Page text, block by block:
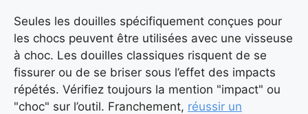
Seules les douilles spécifiquement conçues pour
les chocs peuvent être utilisées avec une visseuse
à choc. Les douilles classiques risquent de se
fissurer ou de se briser sous l’effet des impacts
répétés. Vérifiez toujours la mention "impact" ou
"choc" sur l’outil. Franchement, réussir un